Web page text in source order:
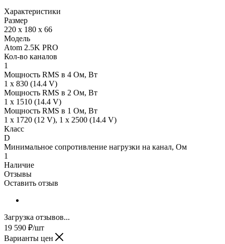
Характеристики
Размер
220 x 180 x 66
Модель
Atom 2.5K PRO
Кол-во каналов
1
Мощность RMS в 4 Ом, Вт
1 x 830 (14.4 V)
Мощность RMS в 2 Ом, Вт
1 x 1510 (14.4 V)
Мощность RMS в 1 Ом, Вт
1 x 1720 (12 V), 1 x 2500 (14.4 V)
Класс
D
Минимальное сопротивление нагрузки на канал, Ом
1
Наличие
Отзывы
Оставить отзыв
Загрузка отзывов...
19 590 ₽/шт
Варианты цен